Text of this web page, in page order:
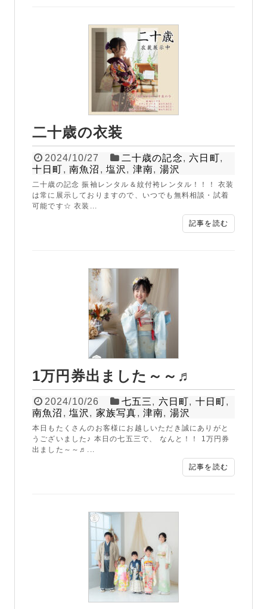
二十歳の衣装
2024/10/27 二十歳の記念, 六日町,
十日町,南魚沼 ,塩沢 , 津南, 湯沢
二十歳の記念 振袖レンタル＆紋付袴レンタル！！！ 衣装
は常に展示しておりますので、いつでも無料相談・試着
可能です☆ 衣装...
記事を読む
1万円券出ました～～♬
2024/10/26 七五三, 六日町, 十日町,
南魚沼 ,塩沢 , 家族写真,津南, 湯沢
本日もたくさんのお客様にお越しいただき誠にありがと
うございました♪ 本日の七五三で、 なんと！！ 1万円券
出ました～～♬...
記事を読む